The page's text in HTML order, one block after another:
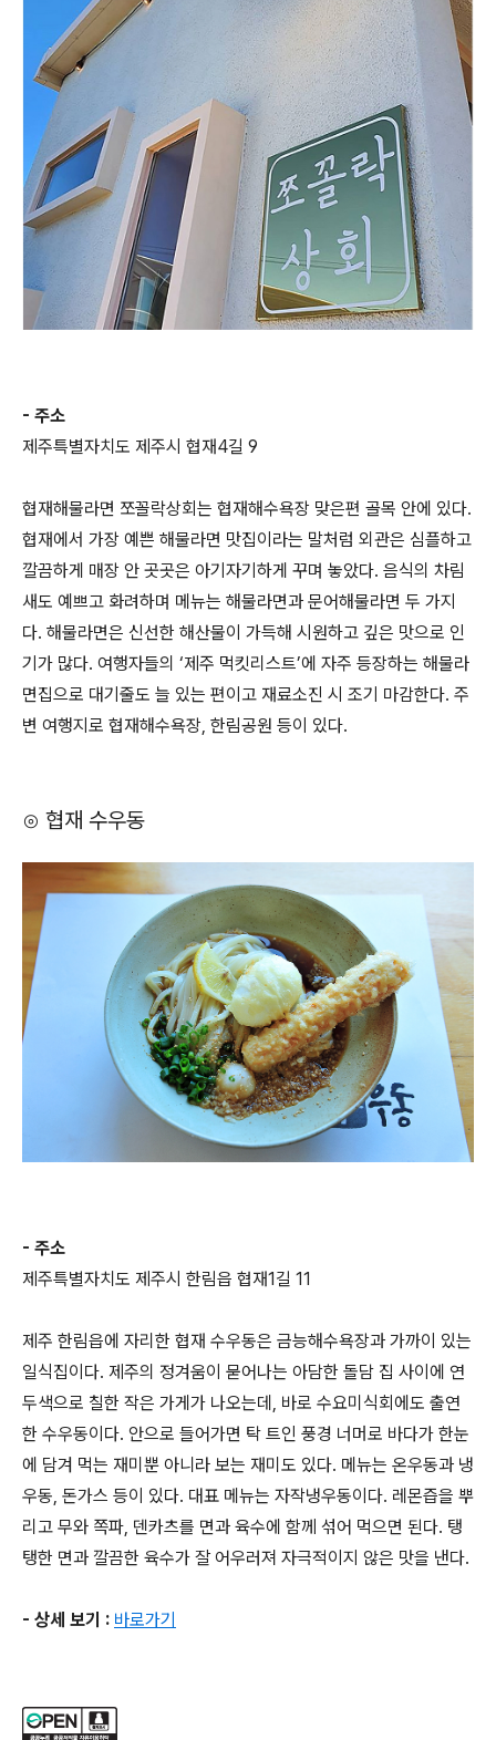
- 주소
제주특별자치도 제주시 협재4길 9
협재해물라면 쪼꼴락상회는 협재해수욕장 맞은편 골목 안에 있다.
협재에서 가장 예쁜 해물라면 맛집이라는 말처럼 외관은 심플하고
깔끔하게 매장 안 곳곳은 아기자기하게 꾸며 놓았다. 음식의 차림
새도 예쁘고 화려하며 메뉴는 해물라면과 문어해물라면 두 가지
다. 해물라면은 신선한 해산물이 가득해 시원하고 깊은 맛으로 인
기가 많다. 여행자들의 ‘제주 먹킷리스트’에 자주 등장하는 해물라
면집으로 대기줄도 늘 있는 편이고 재료소진 시 조기 마감한다. 주
변 여행지로 협재해수욕장, 한림공원 등이 있다.
⊙ 협재 수우동
- 주소
제주특별자치도 제주시 한림읍 협재1길 11
제주 한림읍에 자리한 협재 수우동은 금능해수욕장과 가까이 있는
일식집이다. 제주의 정겨움이 묻어나는 아담한 돌담 집 사이에 연
두색으로 칠한 작은 가게가 나오는데, 바로 수요미식회에도 출연
한 수우동이다. 안으로 들어가면 탁 트인 풍경 너머로 바다가 한눈
에 담겨 먹는 재미뿐 아니라 보는 재미도 있다. 메뉴는 온우동과 냉
우동, 돈가스 등이 있다. 대표 메뉴는 자작냉우동이다. 레몬즙을 뿌
리고 무와 쪽파, 덴카츠를 면과 육수에 함께 섞어 먹으면 된다. 탱
탱한 면과 깔끔한 육수가 잘 어우러져 자극적이지 않은 맛을 낸다.
- 상세 보기 : 바로가기